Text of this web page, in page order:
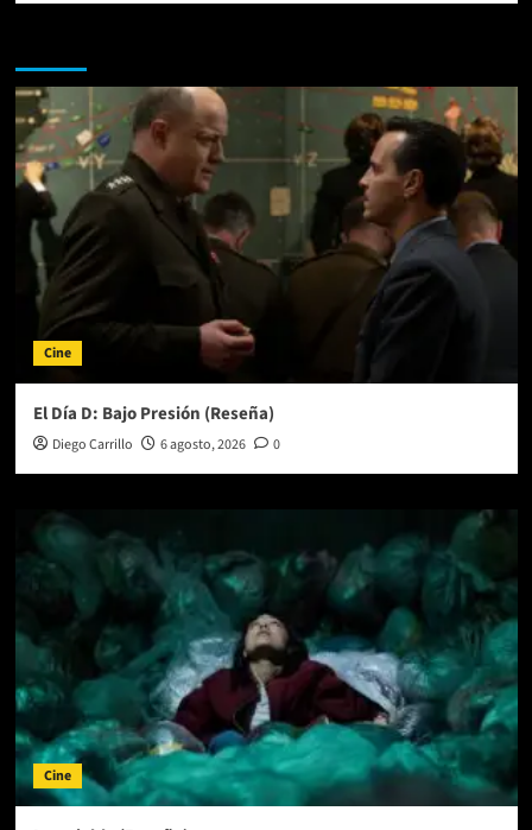
Cine
El Día D: Bajo Presión (Reseña)
Diego Carrillo 6 agosto, 2026 0
Cine